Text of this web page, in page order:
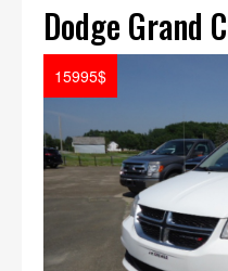
Dodge Grand
15995$